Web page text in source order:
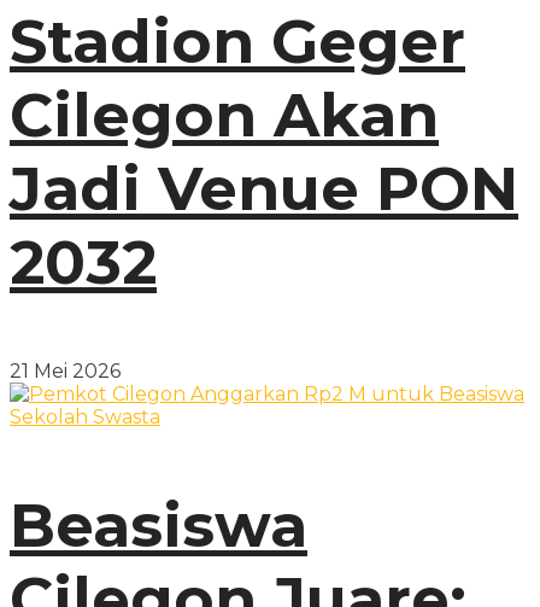
Stadion Geger
Cilegon Akan
Jadi Venue PON
2032
21 Mei 2026
Beasiswa